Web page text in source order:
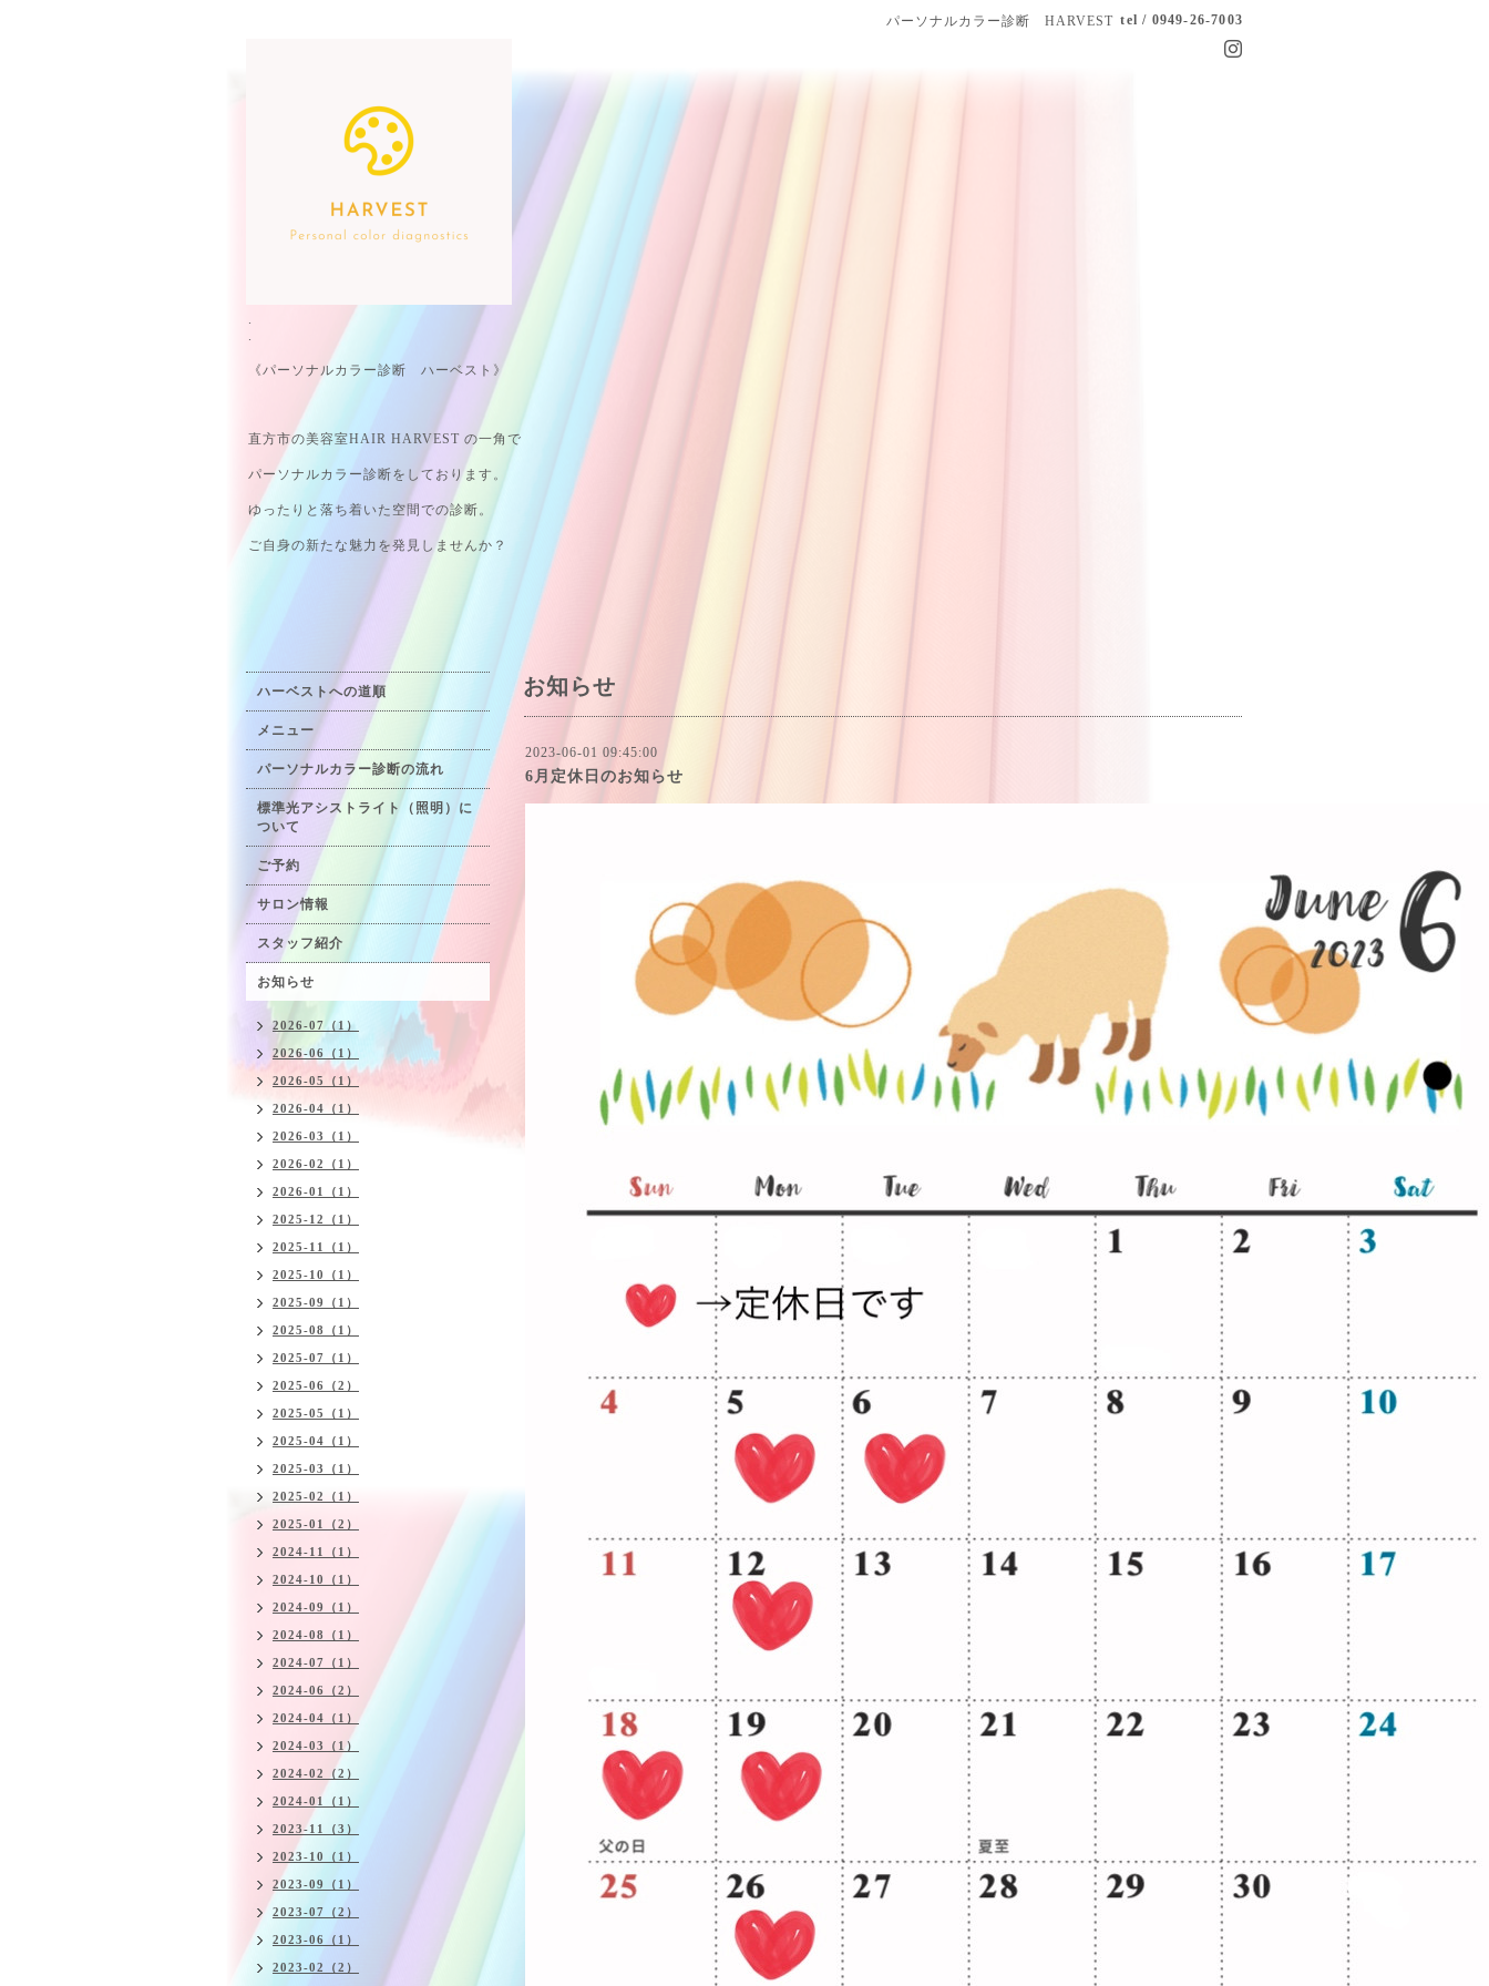
パーソナルカラー診断 HARVEST tel / 0949-26-7003
.
.
《パーソナルカラー診断 ハーベスト》
直方市の美容室HAIR HARVEST の一角で
パーソナルカラー診断をしております。
ゆったりと落ち着いた空間での診断。
ご自身の新たな魅力を発見しませんか？
お知らせ
2023-06-01 09:45:00
6月定休日のお知らせ
ハーベストへの道順
メニュー
パーソナルカラー診断の流れ
標準光アシストライト（照明）に
ついて
ご予約
サロン情報
スタッフ紹介
お知らせ
2026-07（1）
2026-06（1）
2026-05（1）
2026-04（1）
2026-03（1）
2026-02（1）
2026-01（1）
2025-12（1）
2025-11（1）
2025-10（1）
2025-09（1）
2025-08（1）
2025-07（1）
2025-06（2）
2025-05（1）
2025-04（1）
2025-03（1）
2025-02（1）
2025-01（2）
2024-11（1）
2024-10（1）
2024-09（1）
2024-08（1）
2024-07（1）
2024-06（2）
2024-04（1）
2024-03（1）
2024-02（2）
2024-01（1）
2023-11（3）
2023-10（1）
2023-09（1）
2023-07（2）
2023-06（1）
2023-02（2）